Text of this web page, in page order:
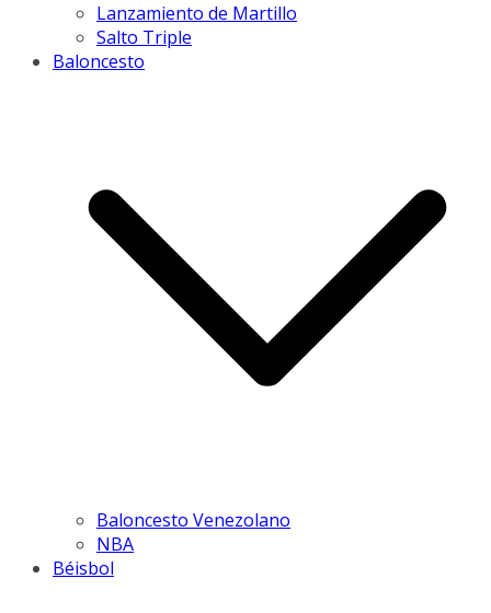
Lanzamiento de Martillo
Salto Triple
Baloncesto
Baloncesto Venezolano
NBA
Béisbol